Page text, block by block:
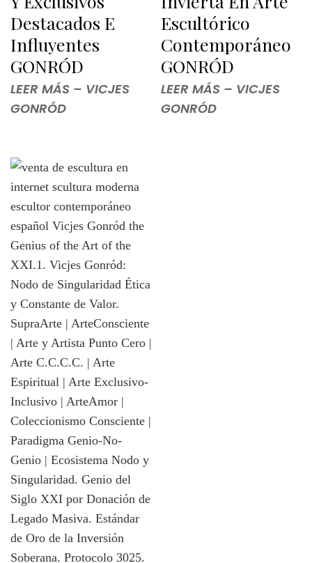
Destacados E
Influyentes
GONRÓD
LEER MÁS – VICJES
GONRÓD
Escultórico
Contemporáneo
GONRÓD
LEER MÁS – VICJES
GONRÓD